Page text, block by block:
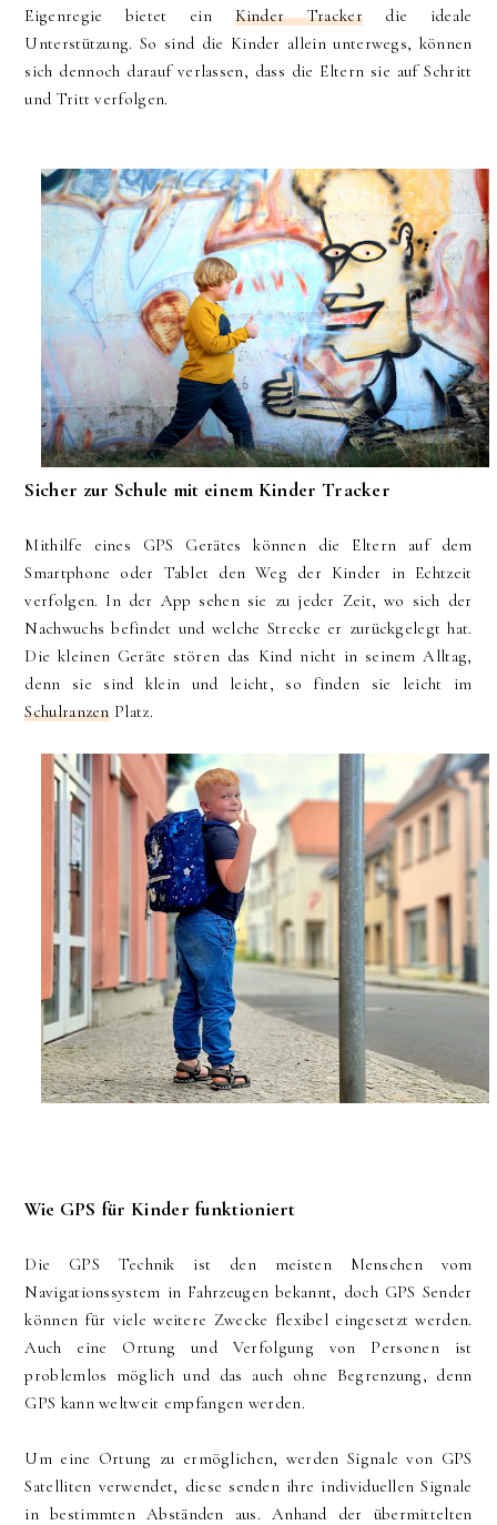
Eigenregie bietet ein Kinder Trackerdie ideale
Unterstützung. So sind die Kinder allein unterwegs, können
sich dennoch darauf verlassen, dass die Eltern sie auf Schritt
und Tritt verfolgen.
Sicher zur Schule mit einem Kinder Tracker
Mithilfe eines GPS Gerätes können die Eltern auf dem
Smartphone oder Tablet den Weg der Kinder in Echtzeit
verfolgen. In der App sehen sie zu jeder Zeit, wo sich der
Nachwuchs befindet und welche Strecke er zurückgelegt hat.
Die kleinen Geräte stören das Kind nicht in seinem Alltag,
denn sie sind klein und leicht, so finden sie leicht im
SchulranzenPlatz.
Wie GPS für Kinder funktioniert
Die GPS Technik ist den meisten Menschen vom
Navigationssystem in Fahrzeugen bekannt, doch GPS Sender
können für viele weitere Zwecke flexibel eingesetzt werden.
Auch eine Ortung und Verfolgung von Personen ist
problemlos möglich und das auch ohne Begrenzung, denn
GPS kann weltweit empfangen werden.
Um eine Ortung zu ermöglichen, werden Signale von GPS
Satelliten verwendet, diese senden ihre individuellen Signale
in bestimmten Abständen aus. Anhand der übermittelten